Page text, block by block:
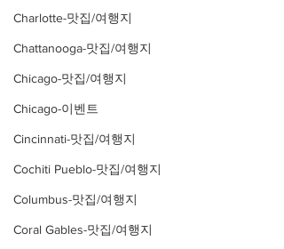
Charlotte-맛집/여행지
Chattanooga-맛집/여행지
Chicago-맛집/여행지
Chicago-이벤트
Cincinnati-맛집/여행지
Cochiti Pueblo-맛집/여행지
Columbus-맛집/여행지
Coral Gables-맛집/여행지